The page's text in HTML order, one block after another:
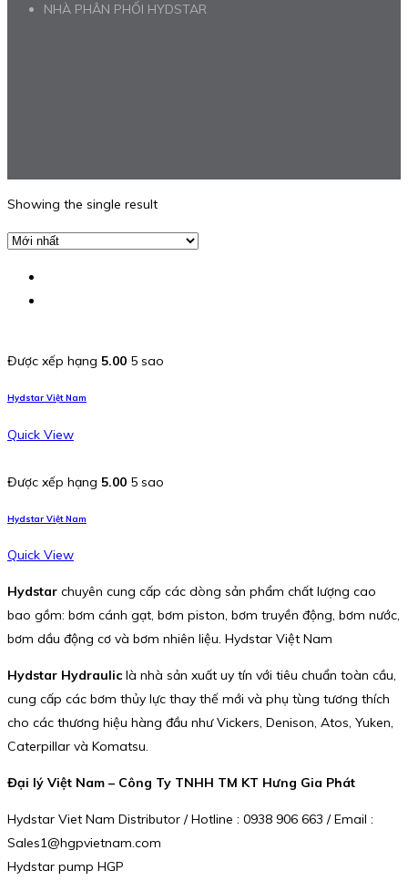
NHÀ PHÂN PHỐI HYDSTAR
Showing the single result
Được xếp hạng 5.00 5 sao
Hydstar Việt Nam
Quick View
Được xếp hạng 5.00 5 sao
Hydstar Việt Nam
Quick View
Hydstar chuyên cung cấp các dòng sản phẩm chất lượng cao
bao gồm: bơm cánh gạt, bơm piston, bơm truyền động, bơm nước,
bơm dầu động cơ và bơm nhiên liệu. Hydstar Việt Nam
Hydstar Hydraulic là nhà sản xuất uy tín với tiêu chuẩn toàn cầu,
cung cấp các bơm thủy lực thay thế mới và phụ tùng tương thích
cho các thương hiệu hàng đầu như Vickers, Denison, Atos, Yuken,
Caterpillar và Komatsu.
Đại lý Việt Nam – Công Ty TNHH TM KT Hưng Gia Phát
Hydstar Viet Nam Distributor / Hotline : 0938 906 663 / Email :
Sales1@hgpvietnam.com
Hydstar pump HGP